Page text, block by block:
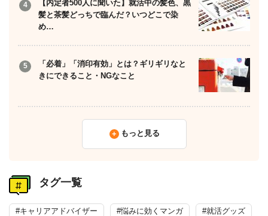
【内定者500人に聞いた】就活中の髪色、黒
髪と茶髪どっちで臨んだ？いつどこで染
め…
「必着」「消印有効」とは？ギリギリなと
きにできること・NGなこと
もっと見る
タグ一覧
#キャリアアドバイザー #悩みに効くマンガ #就活グッズ